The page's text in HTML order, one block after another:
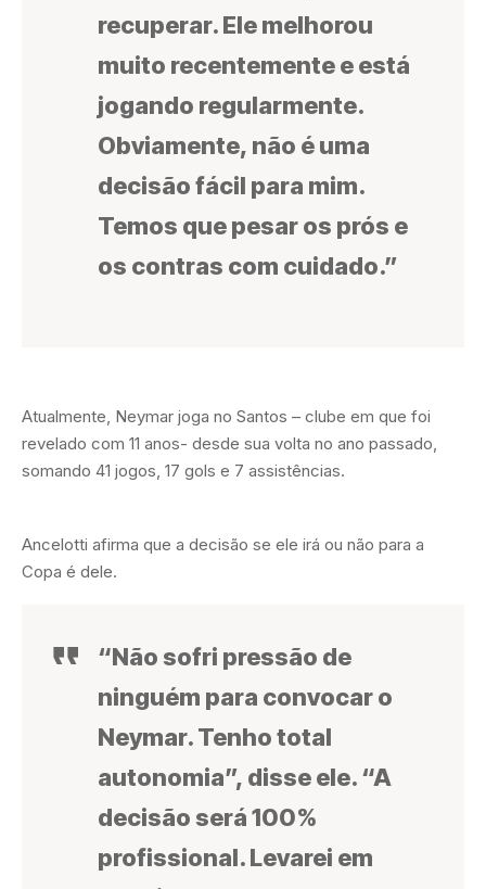
recuperar. Ele melhorou
muito recentemente e está
jogando regularmente.
Obviamente, não é uma
decisão fácil para mim.
Temos que pesar os prós e
os contras com cuidado.”
Atualmente, Neymar joga no Santos – clube em que foi
revelado com 11 anos- desde sua volta no ano passado,
somando 41 jogos, 17 gols e 7 assistências.
Ancelotti afirma que a decisão se ele irá ou não para a
Copa é dele.
“Não sofri pressão de
ninguém para convocar o
Neymar. Tenho total
autonomia”, disse ele. “A
decisão será 100%
profissional. Levarei em